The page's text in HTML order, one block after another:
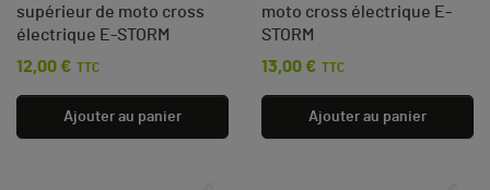
supérieur de moto cross
électrique E-STORM
Prix
12,00 € TTC
Ajouter au panier
moto cross électrique E-
STORM
Prix
13,00 € TTC
Ajouter au panier